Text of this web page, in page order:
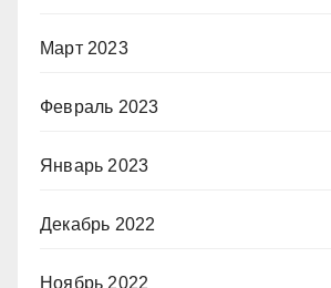
Март 2023
Февраль 2023
Январь 2023
Декабрь 2022
Ноябрь 2022